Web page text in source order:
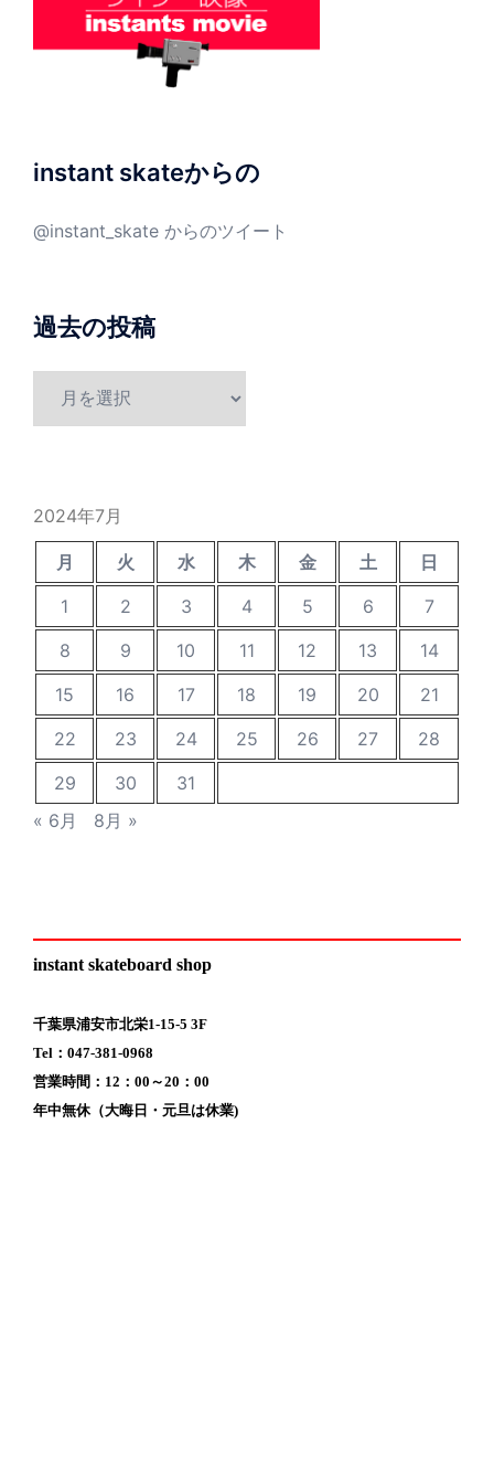
instant skateからの
@instant_skate からのツイート
過去の投稿
2024年7月
月 火 水 木 金 土
日
1
2 3 4 5 6
7
8
9 10 11 12 13
14
15
16 17 18 19 20
21
22
23 24 25 26 27
28
29
30
31
« 6月
8月 »
instant skateboard shop
千葉県浦安市北栄1-15-5 3F
Tel：047-381-0968
営業時間：12：00～20：00
年中無休（大晦日・元旦は休業)